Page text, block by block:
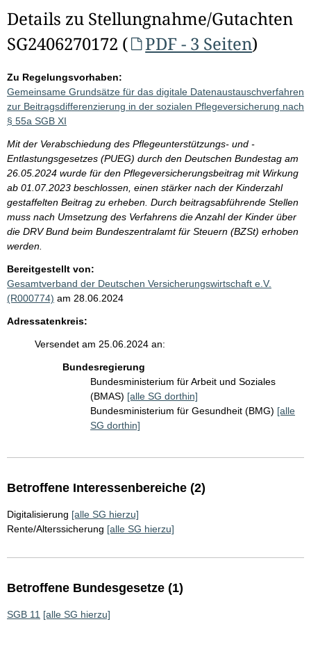
Details zu Stellungnahme/Gutachten
SG2406270172 (
PDF - 3 Seiten)
Zu Regelungsvorhaben:
Gemeinsame Grundsätze für das digitale Datenaustauschverfahren
zur Beitragsdifferenzierung in der sozialen Pflegeversicherung nach
§ 55a SGB XI
Mit der Verabschiedung des Pflegeunterstützungs- und -
Entlastungsgesetzes (PUEG) durch den Deutschen Bundestag am
26.05.2024 wurde für den Pflegeversicherungsbeitrag mit Wirkung
ab 01.07.2023 beschlossen, einen stärker nach der Kinderzahl
gestaffelten Beitrag zu erheben. Durch beitragsabführende Stellen
muss nach Umsetzung des Verfahrens die Anzahl der Kinder über
die DRV Bund beim Bundeszentralamt für Steuern (BZSt) erhoben
werden.
Bereitgestellt von:
Gesamtverband der Deutschen Versicherungswirtschaft e.V.
(R000774) am 28.06.2024
Adressatenkreis:
Versendet am 25.06.2024 an:
Bundesregierung
Bundesministerium für Arbeit und Soziales
(BMAS) [alle SG dorthin]
Bundesministerium für Gesundheit (BMG) [alle
SG dorthin]
Betroffene Interessenbereiche (2)
Digitalisierung [alle SG hierzu]
Rente/Alterssicherung [alle SG hierzu]
Betroffene Bundesgesetze (1)
SGB 11 [alle SG hierzu]